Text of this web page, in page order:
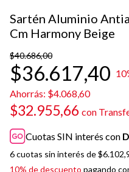
Sartén Aluminio
Cm Harmony Beige
$40.686,00
$36.617,40 10
Ahorrás: $4.068,60
$32.955,66 con
Cuotas SIN interés con
6cuotas sin interés de
10% de descuento pagando